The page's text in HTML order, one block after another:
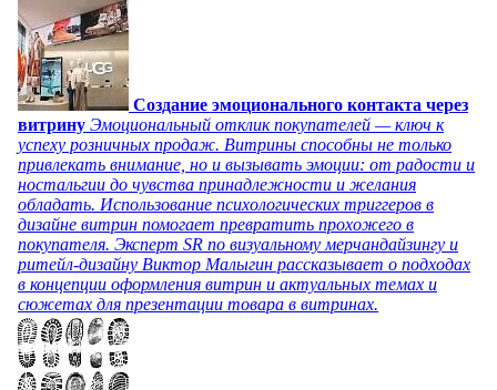
Создание эмоционального контакта через
витрину Эмоциональный отклик покупателей — ключ к
успеху розничных продаж. Витрины способны не только
привлекать внимание, но и вызывать эмоции: от радости и
ностальгии до чувства принадлежности и желания
обладать. Использование психологических триггеров в
дизайне витрин помогает превратить прохожего в
покупателя. Эксперт SR по визуальному мерчандайзингу и
ритейл-дизайну Виктор Малыгин рассказывает о подходах
в концепции оформления витрин и актуальных темах и
сюжетах для презентации товара в витринах.